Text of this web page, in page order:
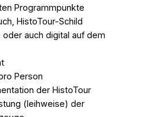
Programmpunkte
HistoTour-Schild
oder auch digital auf dem
Person
der HistoTour
(leihweise) der